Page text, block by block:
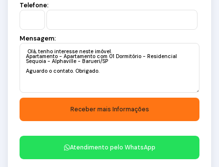
Telefone:
Mensagem:
Atendimento pelo WhatsApp